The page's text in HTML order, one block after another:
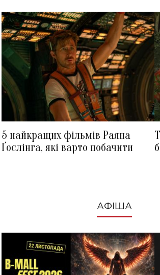
5 найкращих фільмів Раяна
Ґослінга, які варто побачити
АФІША